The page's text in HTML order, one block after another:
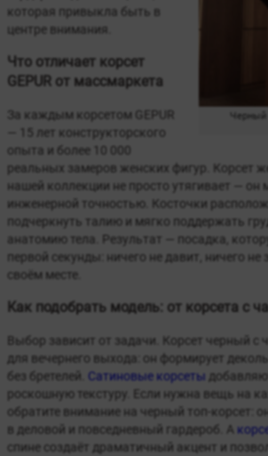
Черный
которая привыкла быть в
центре внимания.
Что отличает корсет
GEPUR от массмаркета
За каждым корсетом GEPUR
— 15 лет конструкторского
опыта и более 10 000
реальных замеров женских фигур. Корсет
нашей коллекции не просто утягивает — он
инженерной точностью. Косточки
подчеркнуть талию и мягко поддержать
анатомию тела. Результат — посадка,
первой секунды: ничего не давит, ничего не
своём месте.
Как подобрать модель: от корсета с
Выбор зависит от задачи. Корсет черный
для вечернего выхода: он формирует
без бретелей. Сатиновые корсеты
роскошную текстуру. Если нужна вещь на
обратите внимание на черный топ-корсет:
в деловой и повседневный гардероб. А
спине создаёт драматичный акцент и